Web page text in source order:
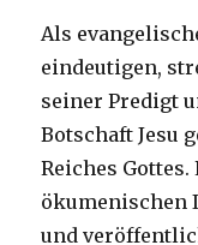
Als
eindeutigen,
seiner Predigt
Botschaft Jesu
Reiches
ökumenischen
und